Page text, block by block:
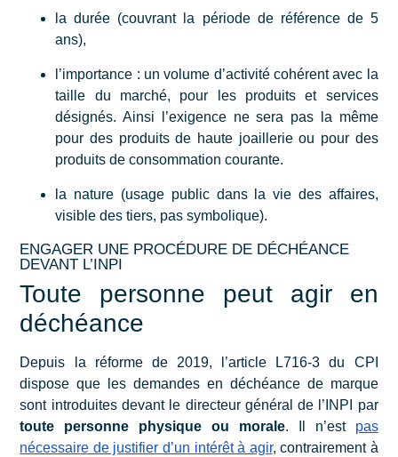
la durée (couvrant la période de référence de 5
ans),
l’importance : un volume d’activité cohérent avec la
taille du marché, pour les produits et services
désignés. Ainsi l’exigence ne sera pas la même
pour des produits de haute joaillerie ou pour des
produits de consommation courante.
la nature (usage public dans la vie des affaires,
visible des tiers, pas symbolique).
ENGAGER UNE PROCÉDURE DE DÉCHÉANCE
DEVANT L’INPI
Toute personne peut agir en
déchéance
Depuis la réforme de 2019, l’article L716-3 du CPI
dispose que les demandes en déchéance de marque
sont introduites devant le directeur général de l’INPI par
toute personne physique ou morale. Il n’est pas
nécessaire de justifier d’un intérêt à agir, contrairement à